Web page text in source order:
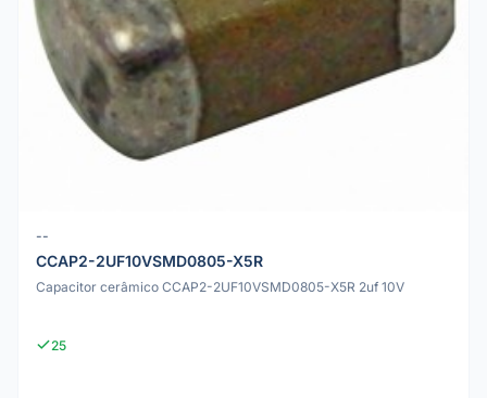
--
CCAP2-2UF10VSMD0805-X5R
Capacitor cerâmico CCAP2-2UF10VSMD0805-X5R 2uf 10V
25